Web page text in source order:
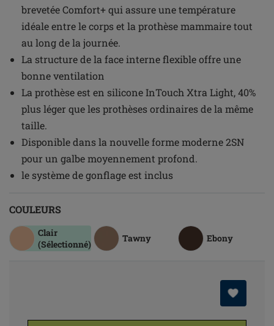
brevetée Comfort+ qui assure une température
idéale entre le corps et la prothèse mammaire tout
au long de la journée.
La structure de la face interne flexible offre une
bonne ventilation
La prothèse est en silicone InTouch Xtra Light, 40%
plus léger que les prothèses ordinaires de la même
taille.
Disponible dans la nouvelle forme moderne 2SN
pour un galbe moyennement profond.
le système de gonflage est inclus
COULEURS
Clair
(Sélectionné)
Tawny Ebony